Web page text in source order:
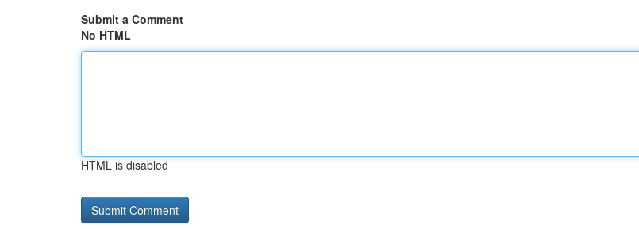
Submit a Comment
No HTML
HTML is disabled